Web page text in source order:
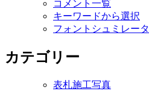
コメント一覧
キーワードから選択
フォントシュミレータ
カテゴリー
表札施工写真